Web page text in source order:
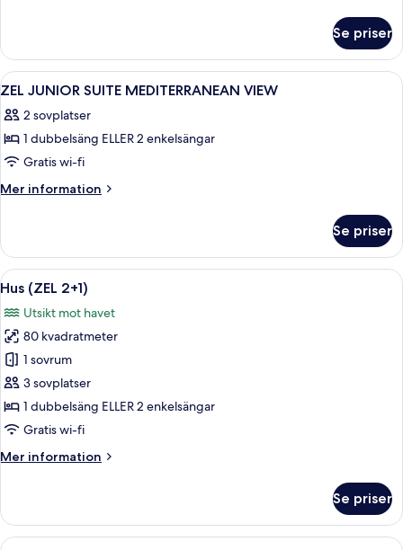
(ZEL)
Se priser
Öppna
alla
foton
för
ZEL
JUNIOR
VIEW
Ett rymligt rum med en stor säng,
4
ZEL JUNIOR SUITE MEDITERRANEAN VIEW
2 sovplatser
1 dubbelsäng ELLER 2 enkelsängar
Gratis wi-fi
Mer information
Mer
JUNIOR
SUITE
MEDITERRANEAN
Se priser
Öppna
alla
foton
för
Hus
(ZEL
2+1)
En bekväm fåtölj i trä med en
16
Hus (ZEL 2+1)
Utsikt mot havet
80 kvadratmeter
1 sovrum
3 sovplatser
1 dubbelsäng ELLER 2 enkelsängar
Gratis wi-fi
Mer information
Mer
(ZEL
2+1)
Se priser
Ett hotellrum med en säng, ett